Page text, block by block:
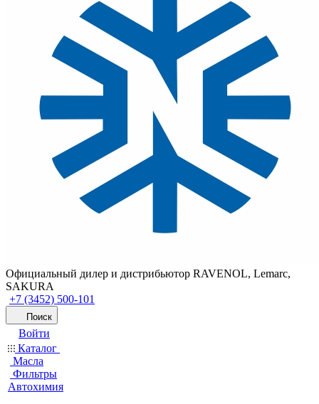
Официальный дилер и дистрибьютор RAVENOL, Lemarc,
SAKURA
+7 (3452) 500-101
Поиск
Войти
Каталог
Масла
Фильтры
Автохимия